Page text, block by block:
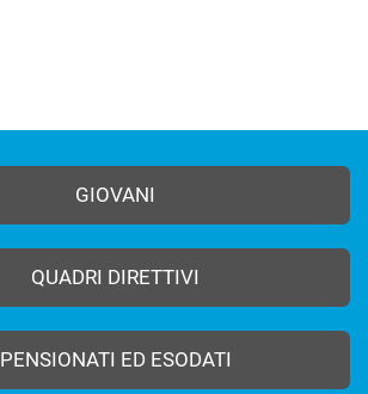
GIOVANI
QUADRI DIRETTIVI
PENSIONATI ED ESODATI